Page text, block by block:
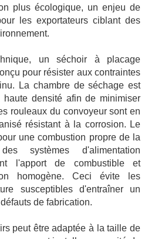
plus écologique, un enjeu de
les exportateurs ciblant des
un séchoir à placage
pour résister aux contraintes
La chambre de séchage est
densité afin de minimiser
rouleaux du convoyeur sont en
résistant à la corrosion. Le
une combustion propre de la
systèmes d'alimentation
l'apport de combustible et
homogène. Ceci évite les
susceptibles d'entraîner un
de fabrication.
peut être adaptée à la taille de